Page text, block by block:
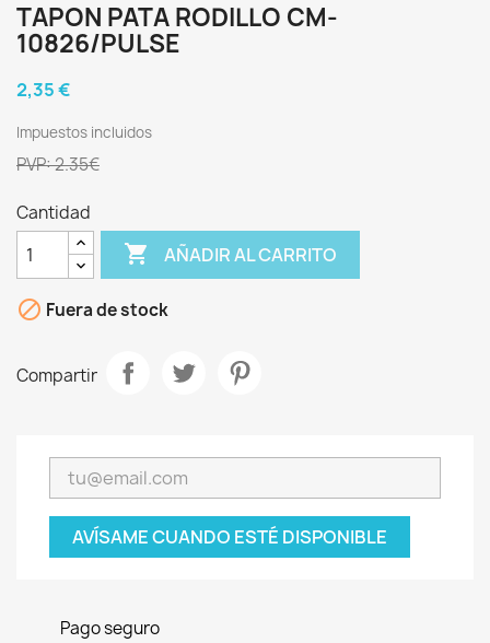
TAPON PATA RODILLO CM-
10826/PULSE
2,35 €
Impuestos incluidos
PVP: 2.35€
Cantidad
 AÑADIR AL CARRITO
 Fuera de stock
Compartir
AVÍSAME CUANDO ESTÉ DISPONIBLE
Pago seguro